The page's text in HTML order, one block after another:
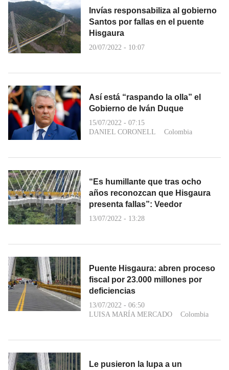
Invías responsabiliza al gobierno
Santos por fallas en el puente
Hisgaura
20/07/2022 - 10:07
Así está “raspando la olla” el
Gobierno de Iván Duque
15/07/2022 - 07:15
DANIEL CORONELL
Colombia
“Es humillante que tras ocho
años reconozcan que Hisgaura
presenta fallas”: Veedor
13/07/2022 - 13:28
Puente Hisgaura: abren proceso
fiscal por 23.000 millones por
deficiencias
13/07/2022 - 06:50
LUISA MARÍA MERCADO
Colombia
Le pusieron la lupa a un